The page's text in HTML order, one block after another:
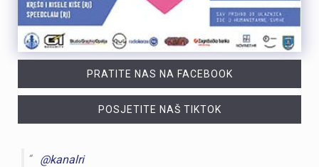
PRATITE NAS NA FACEBOOK
POSJETITE NAŠ TIKTOK
@kanalri